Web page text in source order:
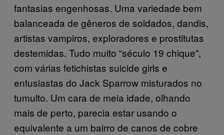
fantasias engenhosas. Uma variedade bem
balanceada de gêneros de soldados, dandis,
artistas vampiros, exploradores e prostitutas
destemidas. Tudo muito “século 19 chique”,
com várias fetichistas suicide girls e
entusiastas do Jack Sparrow misturados no
tumulto. Um cara de meia idade, olhando
mais de perto, parecia estar usando o
equivalente a um bairro de canos de cobre